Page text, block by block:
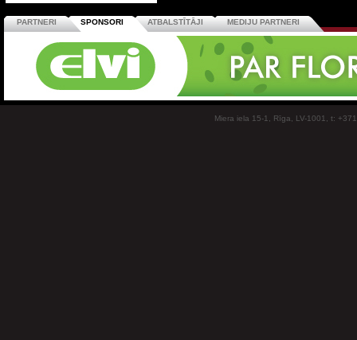
PARTNERI SPONSORI ATBALSTĪTĀJI MEDIJU PARTNERI
Miera iela 15-1, Rīga, LV-1001, t: